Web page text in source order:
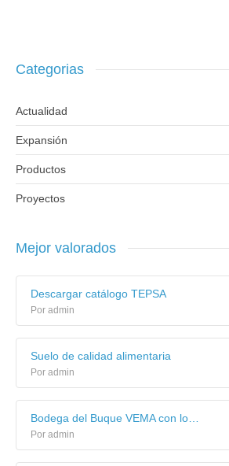
Categorias
Actualidad
Expansión
Productos
Proyectos
Mejor valorados
Descargar catálogo TEPSA
Por admin
Suelo de calidad alimentaria
Por admin
Por admin